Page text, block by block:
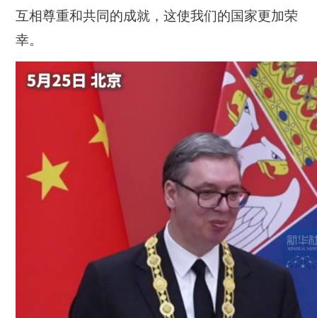
互相尊重和共同的成就，这使我们的国家更加荣
幸。